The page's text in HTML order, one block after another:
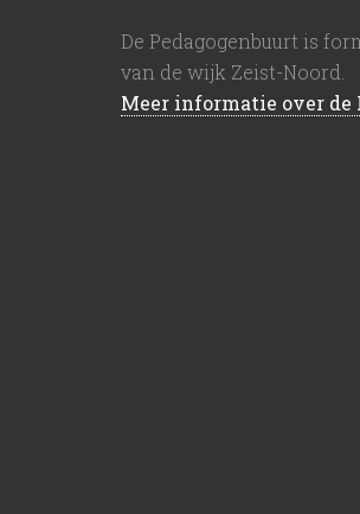
De Pedagogenbuurt is
van de wijk Zeist-Noord.
Meer informatie over de